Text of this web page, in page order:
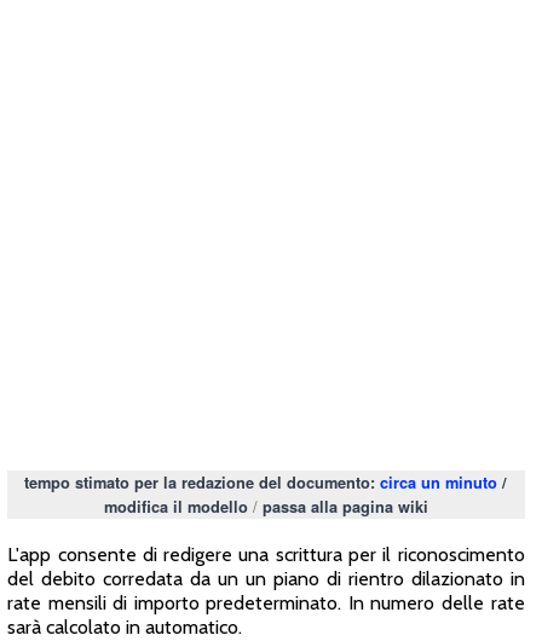
tempo stimato per la redazione del documento:circa un minuto /
modifica il modello/ passa alla pagina wiki
L'app consente di redigere una scrittura per il riconoscimento
del debito corredata da un un piano di rientro dilazionato in
rate mensili di importo predeterminato. In numero delle rate
sarà calcolato in automatico.